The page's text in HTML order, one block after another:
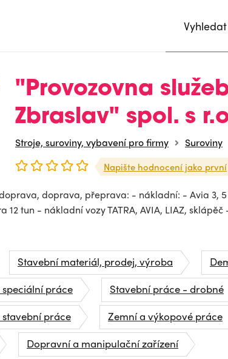
"Provozovna
Zbraslav" spol. s
Stroje, suroviny, vybavení pro firmy Suroviny
Napište hodnocení jako první
doprava, přeprava: - nákladní: - Avia 3, 5
12 tun - nákladní vozy TATRA, AVIA, LIAZ, sklápěč
Stavební materiál, prodej, výroba
práce
Stavební práce - drobné
práce
Zemní a výkopové práce
Dopravní a manipulační zařízení